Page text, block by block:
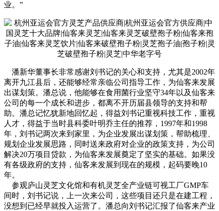
业。”
潘新华董事长非常感谢刘书记的关心和支持，尤其是2002年
离开九江县后，还能够经常亲临公司指导工作，为仙客来发展
出谋划策。潘总说，他能够在食用菌行业坚守34年以及仙客来
公司的每一个成长和进步，都离不开历届县领导的支持和帮
助。潘总记忆犹新地回忆起，得益刘书记重视科技工作，重视
人才，得益于当时县科委叶明乔主任的推荐，1997年和1998
年，刘书记两次来到家里，为企业发展出谋划策，帮助梳理、
规划企业发展思路，同时送来政府对企业的政策支持，为公司
解决20万项目贷款，为仙客来发展奠定了坚实的基础。如果没
有各级政府的支持，仙客来发展到现在的规模，起码要晚10
年。
参观庐山灵芝文化馆和有机灵芝全产业链可视工厂GMP车
间时，刘书记说，上一次来公司，这些项目还只是在建工程，
没想到已经早就投入运营了。潘总向刘书记汇报了仙客来产业